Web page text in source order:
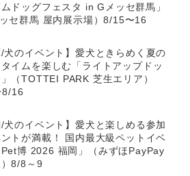
ドッグフェスタ in Gメッセ群馬」
ッセ群馬 屋内展示場）8/15〜16
/犬のイベント】愛犬ときらめく夏の
イムを楽しむ「ライトアップドッ
（TOTTEI PARK 芝生エリア）
16
/犬のイベント】愛犬と楽しめる参加
トが満載！ 国内最大級ペットイベ
Pet博 2026 福岡」（みずほPayPay
）8/8～9